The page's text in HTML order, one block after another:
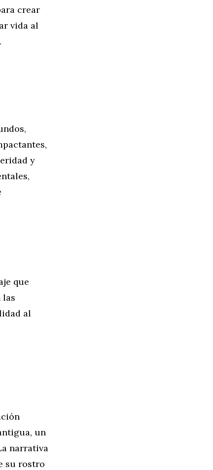
crear
vida al
y
que
las
al
un
narrativa
su rostro